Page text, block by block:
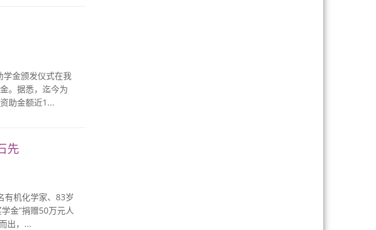
学金颁发仪式在我
。据悉，迄今为
助金额近1...
先
有机化学家、83岁
金”捐赠50万元人
出，...